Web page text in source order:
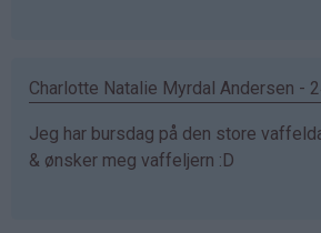
Charlotte Natalie Myrdal Andersen -
Jeg har bursdag på den store
& ønsker meg vaffeljern :D